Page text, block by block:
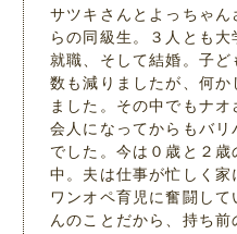
サツキさんとよっちゃ
らの同級生。３人とも
就職、そして結婚。子
数も減りましたが、何
ました。その中でもナ
会人になってからもバ
でした。今は０歳と２
中。夫は仕事が忙しく家
ワンオペ育児に奮闘し
んのことだから、持ち